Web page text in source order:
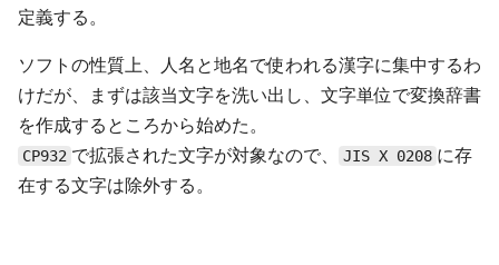
定義する。
ソフトの性質上、人名と地名で使われる漢字に集中するわ
けだが、まずは該当文字を洗い出し、文字単位で変換辞書
を作成するところから始めた。
CP932 で拡張された文字が対象なので、 JIS X 0208 に存
在する文字は除外する。